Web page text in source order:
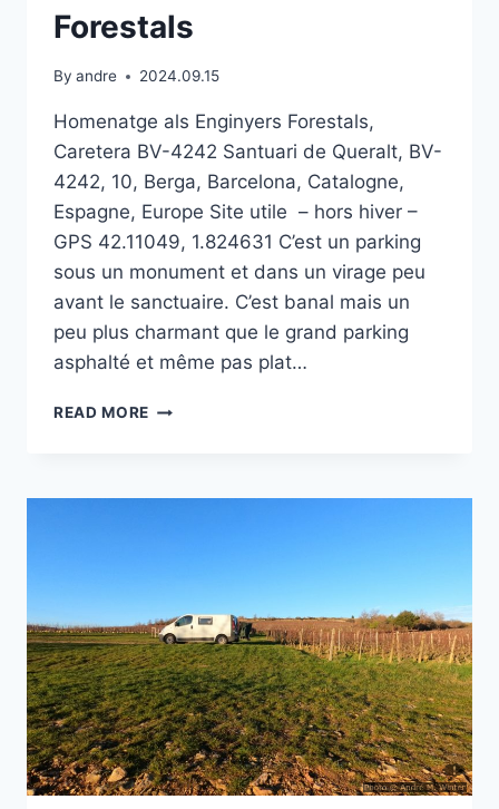
Forestals
By andre 2024.09.15
Homenatge als Enginyers Forestals,
Caretera BV-4242 Santuari de Queralt, BV-
4242, 10, Berga, Barcelona, Catalogne,
Espagne, Europe Site utile – hors hiver –
GPS 42.11049, 1.824631 C’est un parking
sous un monument et dans un virage peu
avant le sanctuaire. C’est banal mais un
peu plus charmant que le grand parking
asphalté et même pas plat…
READ MORE HOMENATGE